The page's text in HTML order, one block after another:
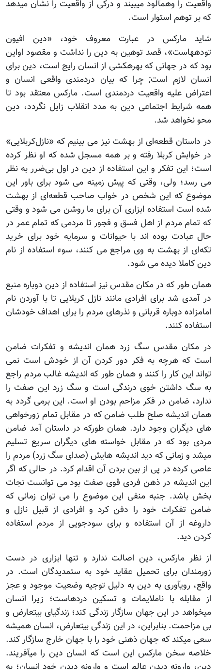
واقعیت را وهم‏آلود می‏بیند و درکی از واقعیت را نشان می‏دهد
که بر توهم استوار است.
شاید مارکس در عبارت معروف خود، «دین افیون
توده‏هاست‏»، قصد توهین به دین را نداشت و مقصود اواین
بود که در جهانی که بهره‏کشی از انسان رایج است، دین برای
انسان لازم است; چرا که بیان دردمندی واقعی انسان و
اعتراض علیه واقعیت دردمندی است. مارکس معتقد بود تا
همه شرایط اجتماعی دین به مدد انقلاب زایل نگردد، دین
محو نخواهد شد.
در داستان قطعه‌ای از بهشت نیز می بینیم که «نازل‌کربلایی»
در خوابش کربلا رفته و بر همه مسجل شده که او نظر کرده
است؛ این تفکر و این استفاده از دین در اول بی‌ضرر به نظر
می رسد؛ ولی، وقتی که پیش زمینه می شود برای باور این
موضوع که این شخص در خواب صاحب قطعه‌ای از بهشت
شده است استفاده ابزاری آن برای ما روشن می شود و وقتی
که تمام مردم از اهل فسق و فجور تا مردمی که تمام عمر در
حال عبادت بوده اند با حیوانات و سرمایه خود برای خرید
تکه‌ای از بهشت به وی مراجع می کنند، سوء استفاده از نام
دین کاملا دیده می شود.
همان طور که در مکان مقدس نیز استفاده از دین دوباره منبع
در آمدی شد برای افرادی مانند نازل کربلایی تا با آوردن نام
امامزاده دوباره قربانی و نذرهای مردم را برای اهداف خودشان
استفاده کنند.
در مکان مقدس سگ زرد همان اندیشه و تفکرات ضامن
است که هرچه به فکر دور کردن آن از خودش است نمی
تواند این کار را کنند و همان طور که اندیشه غالب مردم راجع
به سگ داشتن خوی درندگی است و سگ زرد این صفت را
ندارد، ضامن در فکر مزاحم بودن او است. این برمی گردد به
همان اندیشه صلح طلب ضامن که در مقابل تمام زورخواهی
های دیگران وجود دارد. همان طورکه در داستان آمد ضامن
مردی بود که در مقابل خواسته های دیگران سریع تسلیم
میشد و زمانی که دید اندیشه هایش (صدای سگ زرد) مردم را
عاصی کرده در پی از بین بردن آن اقدام کرد. در حالی که اگر
این اندیشه در ذهن فردی قوی صفت بود می توانست نجات
بخش باشد. جنبه منفی این موضوع را می توان زمانی که
ضامن تفکرات خود را دفن کرد و افرادی از قبیل نازل و
داروغه از آن استفاده و برای سودجویی از مردم استفاده
کردن دید.
از نظر مارکس، دین اصالت ندارد و تنها ابزاری در دست
زورمندان برای تحمیل عقاید خود به ستمدیدگان است. در
واقع، روی‏آوری به دین به دلیل توجیه وضعیت موجود و عجز
از مقابله با ناملایمات و تسکین دردهاست؛ زیرا انسان
می‏خواهد در این جهان سازگار زندگی کند؛ زندگی‏ای بی‏تعارض و
بی مزاحمت. بنابراین، در این زندگی بی‏تعارض، انسان همیشه
سعی می‏کند که جهان ذهنی خود را با جهان خارج سازگار کند.
خلاصه سخن مارکس این است که انسان دین را می‏آفریند.